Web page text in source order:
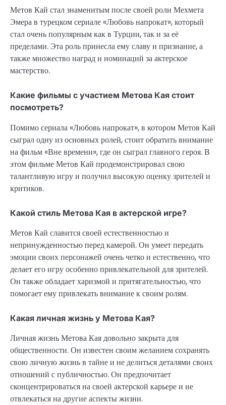
Метов Кай стал знаменитым после своей роли Мехмета
Эмера в турецком сериале «Любовь напрокат», который
стал очень популярным как в Турции, так и за её
пределами. Эта роль принесла ему славу и признание, а
также множество наград и номинаций за актерское
мастерство.
Какие фильмы с участием Метова Кая стоит
посмотреть?
Помимо сериала «Любовь напрокат», в котором Метов Кай
сыграл одну из основных ролей, стоит обратить внимание
на фильм «Вне времени», где он сыграл главного героя. В
этом фильме Метов Кай продемонстрировал свою
талантливую игру и получил высокую оценку зрителей и
критиков.
Какой стиль Метова Кая в актерской игре?
Метов Кай славится своей естественностью и
непринужденностью перед камерой. Он умеет передать
эмоции своих персонажей очень четко и естественно, что
делает его игру особенно привлекательной для зрителей.
Он также обладает харизмой и притягательностью, что
помогает ему привлекать внимание к своим ролям.
Какая личная жизнь у Метова Кая?
Личная жизнь Метова Кая довольно закрыта для
общественности. Он известен своим желанием сохранять
свою личную жизнь в тайне и не делиться деталями своих
отношений с публичностью. Он предпочитает
сконцентрироваться на своей актерской карьере и не
отвлекаться на другие аспекты жизни.